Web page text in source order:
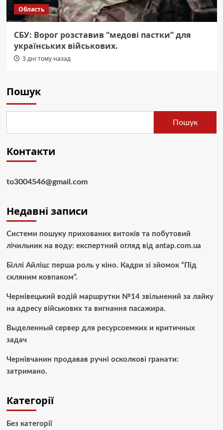
Область
СБУ: Ворог розставив “медові пастки” для
українських військових.
3 дні тому назад
Пошук
Пошук
Контакти
to3004546@gmail.com
Недавні записи
Системи пошуку прихованих витоків та побутовий
лічильник на воду: експертний огляд від antap.com.ua
Біллі Айліш: перша роль у кіно. Кадри зі зйомок “Під
скляним ковпаком”.
Чернівецький водій маршрутки №14 звільнений за лайку
на адресу військових та вигнання пасажира.
Выделенный сервер для ресурсоемких и критичных
задач
Чернівчанин продавав ручні осколкові гранати:
затримано.
Категорії
Без категорії